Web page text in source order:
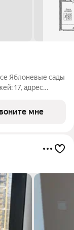
Яблоневые сады
17, адрес
Загоровского
мне